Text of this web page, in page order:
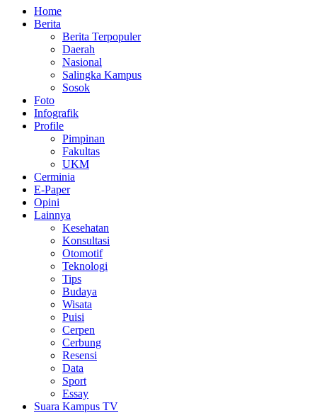
Home
Berita
Berita Terpopuler
Daerah
Nasional
Salingka Kampus
Sosok
Foto
Infografik
Profile
Pimpinan
Fakultas
UKM
Cerminia
E-Paper
Opini
Lainnya
Kesehatan
Konsultasi
Otomotif
Teknologi
Tips
Budaya
Wisata
Puisi
Cerpen
Cerbung
Resensi
Data
Sport
Essay
Suara Kampus TV